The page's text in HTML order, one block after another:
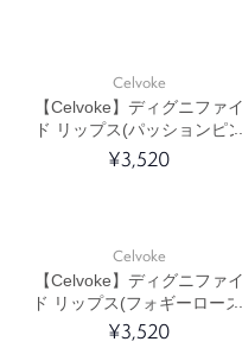
Celvoke
【Celvoke】ディグニファイ
ド リップス(パッションピ
ク)
¥3,520
Celvoke
【Celvoke】ディグニファイ
ド リップス(フォギーロー
¥3,520